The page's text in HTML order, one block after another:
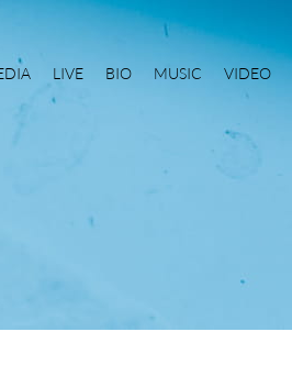
LIVE BIO MUSIC VIDEO